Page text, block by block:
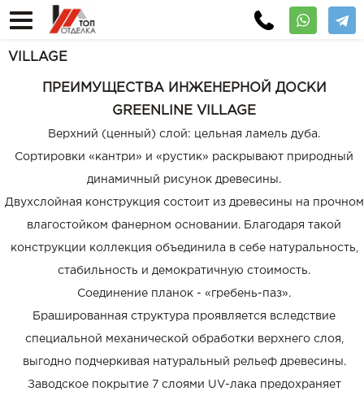
VILLAGE
ПРЕИМУЩЕСТВА ИНЖЕНЕРНОЙ ДОСКИ
GREENLINE VILLAGE
Верхний (ценный) слой: цельная ламель дуба.
Сортировки «кантри» и «рустик» раскрывают природный
динамичный рисунок древесины.
Двухслойная конструкция состоит из древесины на прочном
влагостойком фанерном основании. Благодаря такой
конструкции коллекция объединила в себе натуральность,
стабильность и демократичную стоимость.
Соединение планок - «гребень-паз».
Брашированная структура проявляется вследствие
специальной механической обработки верхнего слоя,
выгодно подчеркивая натуральный рельеф древесины.
Заводское покрытие 7 слоями UV-лака предохраняет